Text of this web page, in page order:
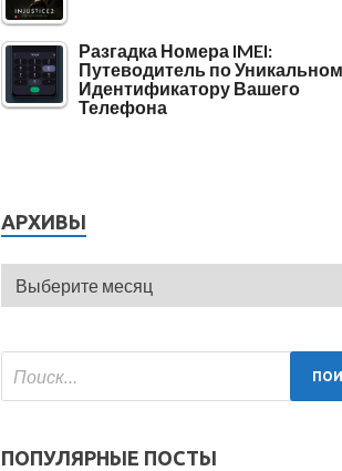
Разгадка Номера IMEI:
Путеводитель по
Идентификатору Вашего
Телефона
АРХИВЫ
ПОПУЛЯРНЫЕ ПОСТЫ